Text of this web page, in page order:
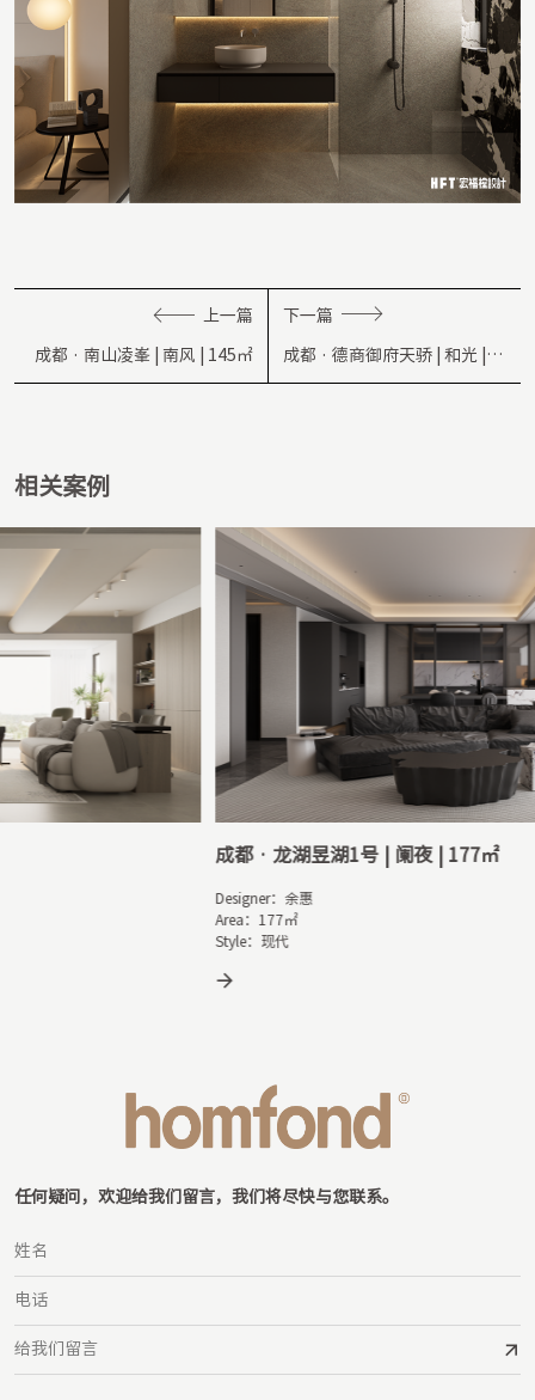
上一篇
成都 · 南山凌峯 | 南风 | 145㎡
下一篇
成都 · 德商御府天骄 | 和光 |
148㎡
相关案例
成都 · 龙湖昱湖1号 | 阑夜 | 177㎡
任何疑问，欢迎给我们留言，我们将尽快与您联系。